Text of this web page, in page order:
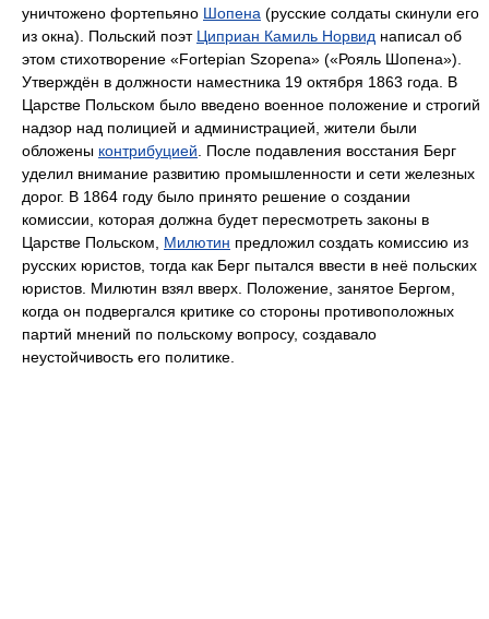
уничтожено фортепьяно Шопена (русские солдаты скинули его
из окна). Польский поэт Циприан Камиль Норвид написал об
этом стихотворение «Fortepian Szopena» («Рояль Шопена»).
Утверждён в должности наместника 19 октября 1863 года. В
Царстве Польском было введено военное положение и строгий
надзор над полицией и администрацией, жители были
обложены контрибуцией . После подавления восстания Берг
уделил внимание развитию промышленности и сети железных
дорог. В 1864 году было принято решение о создании
комиссии, которая должна будет пересмотреть законы в
Царстве Польском, Милютин предложил создать комиссию из
русских юристов, тогда как Берг пытался ввести в неё польских
юристов. Милютин взял вверх. Положение, занятое Бергом,
когда он подвергался критике со стороны противоположных
партий мнений по польскому вопросу, создавало
неустойчивость его политике.